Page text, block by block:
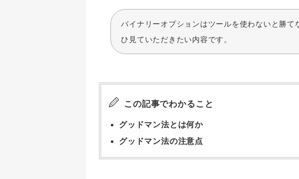
バイナリーオプションはツールを使わないと勝て
ひ見ていただきたい内容です。
この記事でわかること
グッドマン法とは何か
グッドマン法の注意点